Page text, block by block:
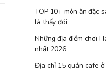
TOP 10+ món ăn đặc
là thấy đói
Những địa điểm chơi
nhất 2026
Địa chỉ 15 quán cafe